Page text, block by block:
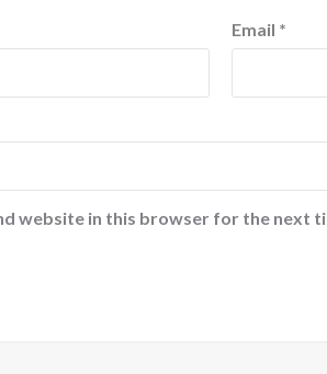
Email *
website in this browser for the next